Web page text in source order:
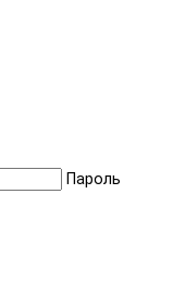
Пароль